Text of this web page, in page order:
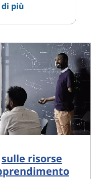
di più
sulle risorse